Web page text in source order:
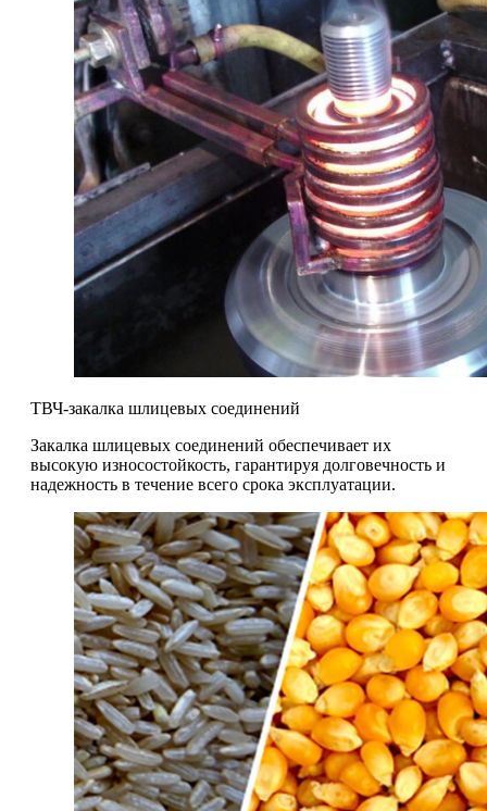
ТВЧ-закалка шлицевых соединений
Закалка шлицевых соединений обеспечивает их
высокую износостойкость, гарантируя долговечность и
надежность в течение всего срока эксплуатации.